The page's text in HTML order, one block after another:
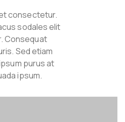
consectetur.
sodales elit
Consequat
Sed etiam
purus at
ipsum.